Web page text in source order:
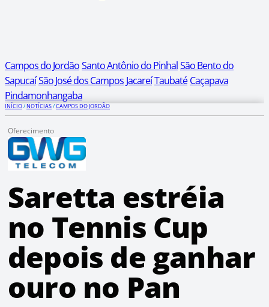
Campos do JordãoSanto Antônio do PinhalSão Bento do
SapucaíSão José dos Campos JacareíTaubaté Caçapava
Pindamonhangaba
INÍCIO/NOTÍCIAS/CAMPOS DO JORDÃO
Oferecimento
Saretta estréia
no Tennis Cup
depois de ganhar
ouro no Pan